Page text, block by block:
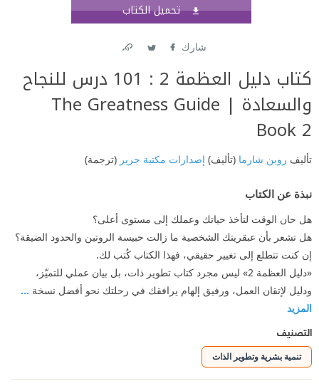
تحميل الكتاب
شارك
كتاب دليل العظمة 2 : 101 درس للنجاح
والسعادة | ‎The Greatness Guide
Book ‎2‎‎
تأليف روبن شارما (تأليف) إصدارات مكتبة جرير (ترجمة)
نبذة عن الكتاب
هل حان الوقت لتأخذ حياتك وعملك إلى مستوى أعلى؟
هل تشعر بأن عبقريتك الشخصية ما زالت حبيسة الروتين والحدود الضيقة؟
إن كنت تتطلع إلى تغيير حقيقي، فهذا الكتاب كُتب لك.
«دليل العظمة 2» ليس مجرد كتاب تطوير ذات، بل بيان عملي للتميّز،
ودليل لإتقان العمل، ورفيق إلهام يرافقك في رحلتك نحو أفضل نسخة ...
المزيد
التصنيف
تنمية بشرية وتطوير الذات